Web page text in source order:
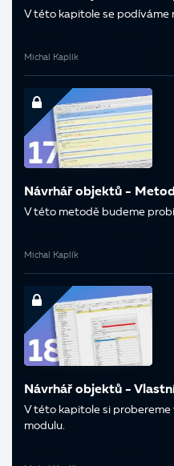
V této kapitole se podíváme
Michal Kaplík
Návrhář objektů -
V této metodě budeme
Michal Kaplík
Návrhář objektů -
V této kapitole si
modulu.